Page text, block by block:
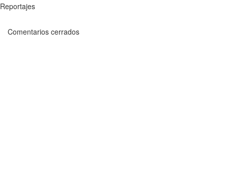
Reportajes
Comentarios cerrados